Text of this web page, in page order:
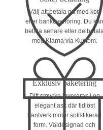
Välj att betala nu med kort
eller banköverföring. Du kan
betala senare eller delbetala
med Klarna via Kustom.
Exklusiv paketering
Ditt smycke levereras i en
elegant ask där tidlöst
hantverk möter sofistikerad
form. Väldesignad och